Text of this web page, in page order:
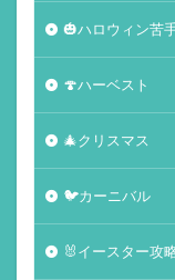
🎃ハロウィン苦
🍄ハーベスト
🎄クリスマス
🐦カーニバル
🐰イースター攻